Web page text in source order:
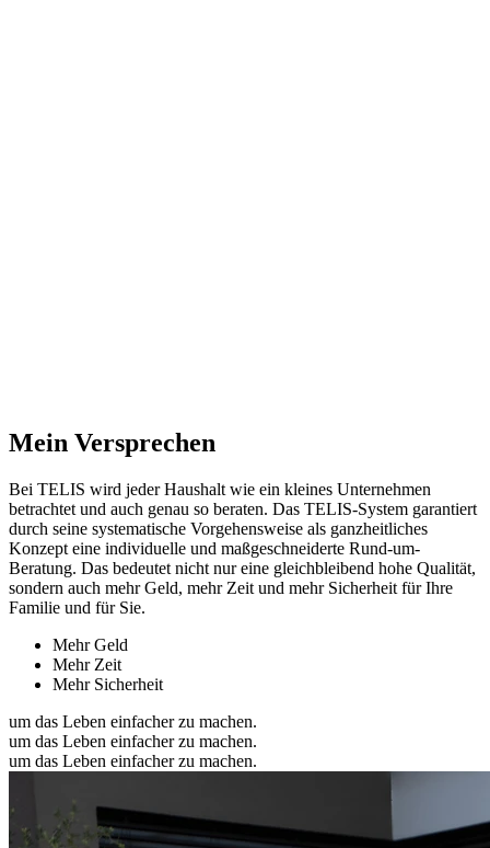
Mein Versprechen
Bei TELIS wird jeder Haushalt wie ein kleines Unternehmen
betrachtet und auch genau so beraten. Das TELIS-System garantiert
durch seine systematische Vorgehensweise als ganzheitliches
Konzept eine individuelle und maßgeschneiderte Rund-um-
Beratung. Das bedeutet nicht nur eine gleichbleibend hohe Qualität,
sondern auch mehr Geld, mehr Zeit und mehr Sicherheit für Ihre
Familie und für Sie.
Mehr Geld
Mehr Zeit
Mehr Sicherheit
um das Leben einfacher zu machen.
um das Leben einfacher zu machen.
um das Leben einfacher zu machen.